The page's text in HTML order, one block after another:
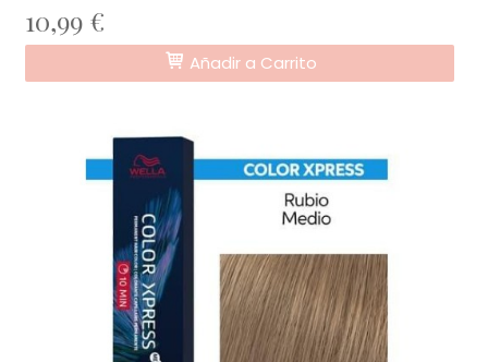
10,99 €
Añadir a Carrito